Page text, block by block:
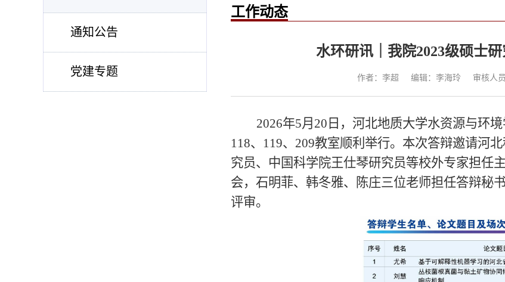
通知公告
党建专题
工作动态
水环研讯｜我院2023级硕士
作者：李超 编辑：李海玲 审核人
2026年5月20日，河北地质大学水资源与环
118、119、209教室顺利举行。本次答辩邀请河
究员、中国科学院王仕琴研究员等校外专家担任
会，石明菲、韩冬雅、陈庄三位老师担任答辩秘
评审。